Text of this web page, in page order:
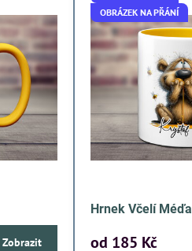
Zobrazit
OBRÁZEK NA PŘÁNÍ
Hrnek Včelí Méďa
od 185 Kč